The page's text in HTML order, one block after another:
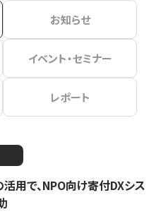
お知らせ
イベント・セミナー
レポート
用で、NPO向け寄付DXシス